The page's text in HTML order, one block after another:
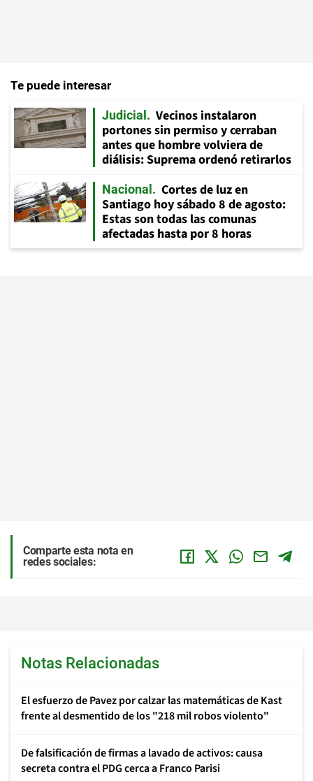
Te puede interesar
Judicial
Vecinos instalaron
portones sin permiso y cerraban
antes que hombre volviera de
diálisis: Suprema ordenó retirarlos
Nacional
Cortes de luz en
Santiago hoy sábado 8 de agosto:
Estas son todas las comunas
afectadas hasta por 8 horas
Comparte esta nota en
redes sociales:
Notas Relacionadas
El esfuerzo de Pavez por calzar las matemáticas de Kast
frente al desmentido de los "218 mil robos violento"
De falsificación de firmas a lavado de activos: causa
secreta contra el PDG cerca a Franco Parisi